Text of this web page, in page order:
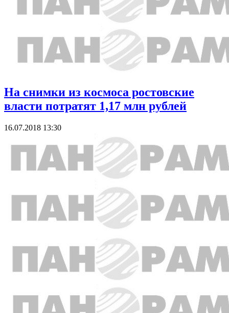
На снимки из космоса ростовские
власти потратят 1,17 млн рублей
16.07.2018 13:30